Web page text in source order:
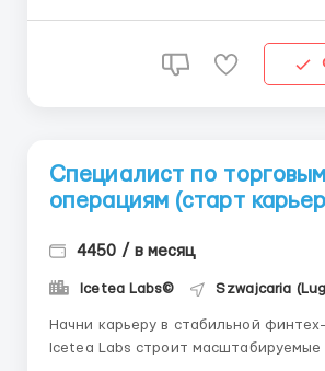
Специалист по торговым
операциям (старт
4450 / в месяц
Icetea Labs© Szwajcaria
Начни карьеру в стабильной
Icetea Labs строит